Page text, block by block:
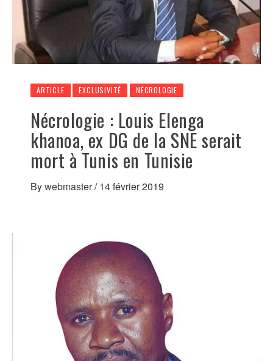
ARTICLE EXCLUSIVITÉ NÉCROLOGIE
Nécrologie : Louis Elenga
khanoa, ex DG de la SNE serait
mort à Tunis en Tunisie
Bywebmaster/ 14 février 2019